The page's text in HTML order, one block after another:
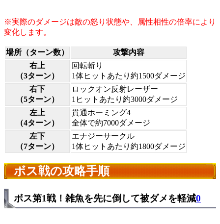
※実際のダメージは敵の怒り状態や、属性相性の倍率により
変化します。
場所（ターン数）
攻撃内容
右上
（3ターン）
回転斬り
1体ヒットあたり約1500ダメージ
右下
（5ターン）
ロックオン反射レーザー
1ヒットあたり約3000ダメージ
左上
（4ターン）
貫通ホーミング4
全体で約7000ダメージ
左下
（7ターン）
エナジーサークル
1体ヒットあたり約1800ダメージ
ボス戦の攻略手順
ボス第1戦！雑魚を先に倒して被ダメを軽減0